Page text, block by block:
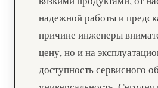
надежной работы и
причине инженеры
цену, но и на
доступность сервисного